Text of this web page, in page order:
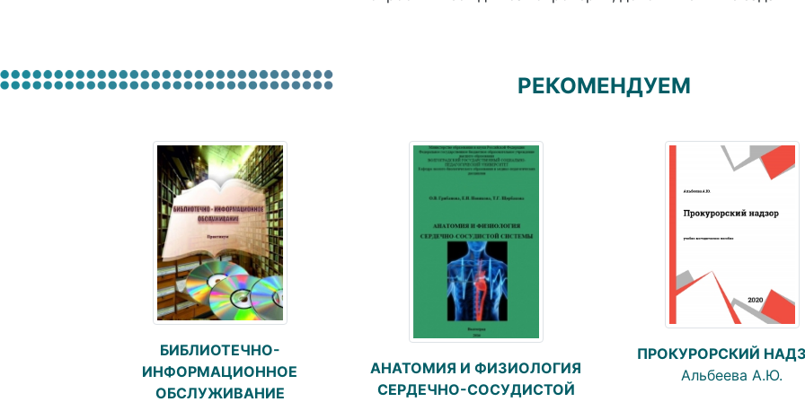
РЕКОМЕНДУЕМ
БИБЛИОТЕЧНО-
ИНФОРМАЦИОННОЕ
ОБСЛУЖИВАНИЕ
АНАТОМИЯ И ФИЗИОЛОГИЯ
СЕРДЕЧНО-СОСУДИСТОЙ
ПРОКУРОРСКИЙ
Альбеева А.Ю.